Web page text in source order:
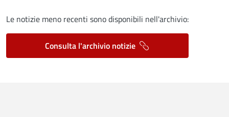
Le notizie meno recenti sono disponibili nell'archivio:
Consulta l'archivio notizie